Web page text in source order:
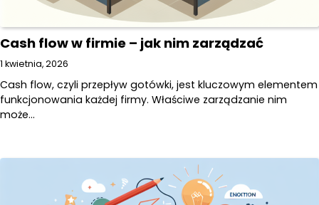
Cash flow w firmie – jak nim zarządzać
1 kwietnia, 2026
Cash flow, czyli przepływ gotówki, jest kluczowym elementem
funkcjonowania każdej firmy. Właściwe zarządzanie nim
może…